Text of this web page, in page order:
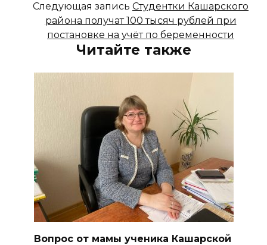
Следующая запись Студентки Кашарского
района получат 100 тысяч рублей при
постановке на учёт по беременности
Читайте также
Вопрос от мамы ученика Кашарской